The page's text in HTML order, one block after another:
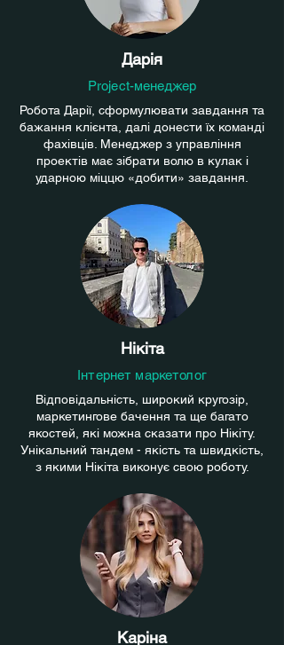
Дарія
Project-менеджер
Робота Дарії, сформулювати завдання та
бажання клієнта, далі донести їх команді
фахівців. Менеджер з управління
проектів має зібрати волю в кулак і
ударною міццю «добити» завдання.
Нікіта
Інтернет маркетолог
Відповідальність, широкий кругозір,
маркетингове бачення та ще багато
якостей, які можна сказати про Нікіту.
Унікальний тандем - якість та швидкість,
з якими Нікіта виконує свою роботу.
Каріна